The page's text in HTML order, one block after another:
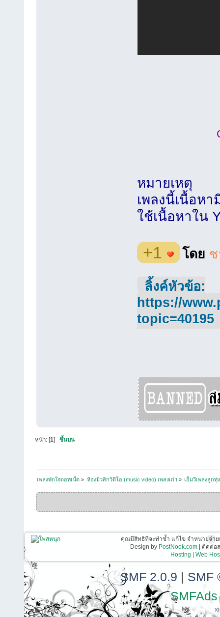
หมายเหตุ
เพลงนี้เนื้อห
ใช้เนื้อหาใน
+1 โดย
ลิ้งค์หัวข้อ:
https://
topic=40195
หน้า: [1]ขึ้นบน
เพลงพักใจดอทเน็ต » ห้องมิวสิกวิดีโอ (music video) เพลงเก่า » เอ็มวีเพลงลูกทุ่ง
คุณมีสิทธิที่จะทำซ้ำ แก้ไข จำหน่ายจ่า
Design by PostNook.com| ติดต่อส
Hosting | Web
SMF 2.0.9 | SMF
SMFAds